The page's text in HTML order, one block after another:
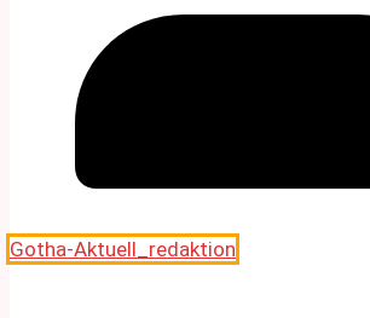
Gotha-Aktuell_redaktion